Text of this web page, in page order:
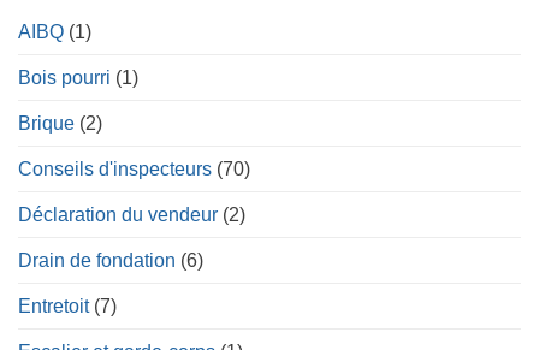
AIBQ (1)
Bois pourri (1)
Brique (2)
Conseils d'inspecteurs (70)
Déclaration du vendeur (2)
Drain de fondation (6)
Entretoit(7)